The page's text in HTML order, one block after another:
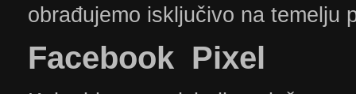
obrađujemo isključivo na temelju
​Facebook Pixel